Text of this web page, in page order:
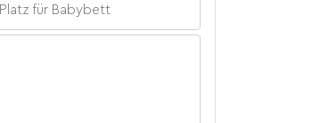
Platz für Babybett